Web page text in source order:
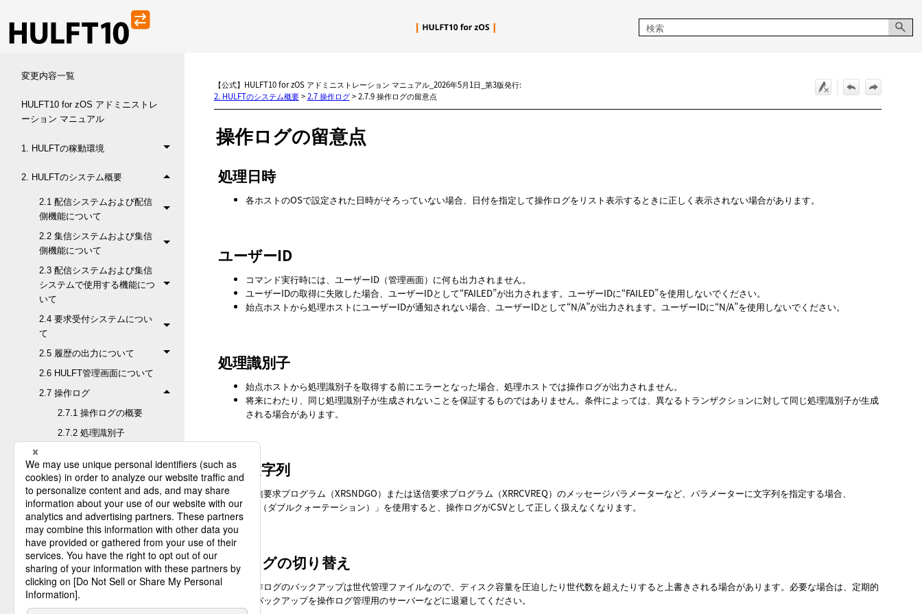
変更内容一覧
HULFT10 for zOS アドミニストレ
ーション マニュアル
1. HULFTの稼動環境
2. HULFTのシステム概要
2.1 配信システムおよび配信
側機能について
2.2 集信システムおよび集信
側機能について
2.3 配信システムおよび集信
システムで使用する機能につ
いて
2.4 要求受付システムについ
て
2.5 履歴の出力について
2.6 HULFT管理画面について
2.7 操作ログ
2.7.1 操作ログの概要
2.7.2 処理識別子
2.7.4 操作ログの自動切
り替え
2.7.5 操作ログの手動切
り替え
2.7.6 操作ログの検索と
出力
2.7.7 操作ログファイル
の作成
2.7.8 操作ログバックア
【公式】HULFT10 for zOS アドミニストレーション マニュアル_2026年5月1日_第3版発行:
2. HULFTのシステム概要>2.7 操作ログ>2.7.9 操作ログの留意点
操作ログの留意点
処理日時
各ホストのOSで設定された日時がそろっていない場合、日付を指定して操作ログをリスト表示するときに正しく表示されない場合があります。
ユーザーID
コマンド実行時には、ユーザーID（管理画面）に何も出力されません。
ユーザーIDの取得に失敗した場合、ユーザーIDとして“FAILED”が出力されます。ユーザーIDに“FAILED”を使用しないでください。
始点ホストから処理ホストにユーザーIDが通知されない場合、ユーザーIDとして“N/A”が出力されます。ユーザーIDに“N/A”を使用しないでください。
処理識別子
始点ホストから処理識別子を取得する前にエラーとなった場合、処理ホストでは操作ログが出力されません。
将来にわたり、同じ処理識別子が生成されないことを保証するものではありません。条件によっては、異なるトランザクションに対して同じ処理識別子が生成
される場合があります。
出力文字列
配信要求プログラム（XRSNDGO）または送信要求プログラム（XRRCVREQ）のメッセージパラメーターなど、パラメーターに文字列を指定する場合、
「"（ダブルクォーテーション）」を使用すると、操作ログがCSVとして正しく扱えなくなります。
操作ログの切り替え
操作ログのバックアップは世代管理ファイルなので、ディスク容量を圧迫したり世代数を超えたりすると上書きされる場合があります。必要な場合は、定期的
にバックアップを操作ログ管理用のサーバーなどに退避してください。